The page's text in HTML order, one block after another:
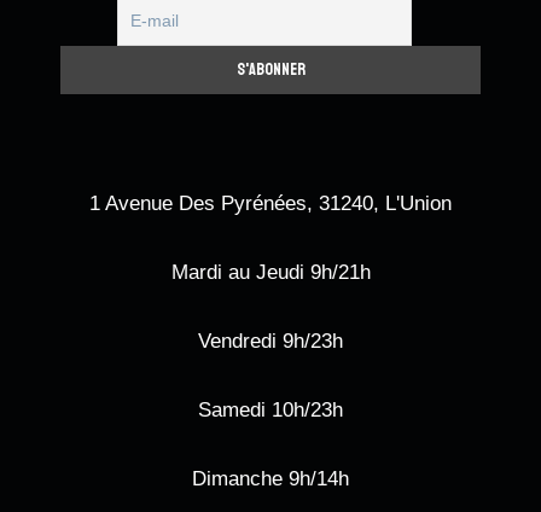
1 Avenue Des Pyrénées, 31240, L'Union
Mardi au Jeudi 9h/21h
Vendredi 9h/23h
Samedi 10h/23h
Dimanche 9h/14h